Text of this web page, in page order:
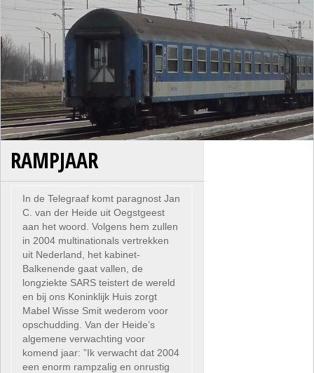
RAMPJAAR
In de Telegraaf komt paragnost Jan
C. van der Heide uit Oegstgeest
aan het woord. Volgens hem zullen
in 2004 multinationals vertrekken
uit Nederland, het kabinet-
Balkenende gaat vallen, de
longziekte SARS teistert de wereld
en bij ons Koninklijk Huis zorgt
Mabel Wisse Smit wederom voor
opschudding. Van der Heide’s
algemene verwachting voor
komend jaar: ”Ik verwacht dat 2004
een enorm rampzalig en onrustig